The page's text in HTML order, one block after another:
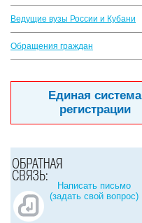
Ведущие вузы России и Кубани
Обращения граждан
Единая система
регистрации
Написать письмо
(задать свой вопрос)